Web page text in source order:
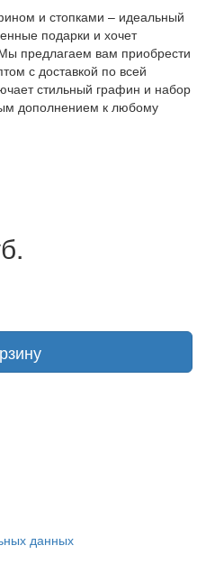
и стопками – идеальный
подарки и хочет
предлагаем вам приобрести
с доставкой по всей
стильный графин и набор
дополнением к любому
данных